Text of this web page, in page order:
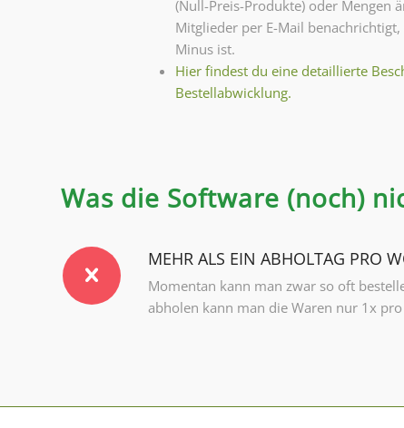
(Null-Preis-Produkte) oder Mengen
Mitglieder per E-Mail
Minus ist.
Hier findest du eine detaillierte
Bestellabwicklung.
Was die Software (noch)
MEHR ALS EIN ABHOLTAG PRO
Momentan kann man zwar so oft
abholen kann man die Waren nur 1x pro